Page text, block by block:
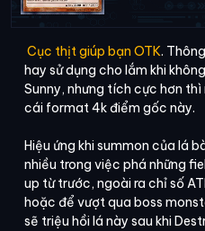
Cục thịt giúp bạn OTK.
hay sử dụng cho lắm khi
Sunny, nhưng tích cực hơn
cái format 4k điểm gốc này.
Hiệu ứng khi summon của lá
nhiều trong việc phá những
up từ trước, ngoài ra chỉ số
hoặc để vượt qua boss
sẽ triệu hồi lá này sau khi